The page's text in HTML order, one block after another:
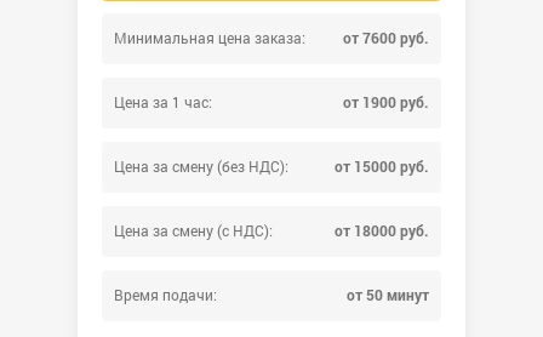
Минимальная цена заказа: от 7600 руб.
Цена за 1 час: от 1900 руб.
Цена за смену (без НДС): от 15000 руб.
Цена за смену (с НДС): от 18000 руб.
Время подачи: от 50 минут